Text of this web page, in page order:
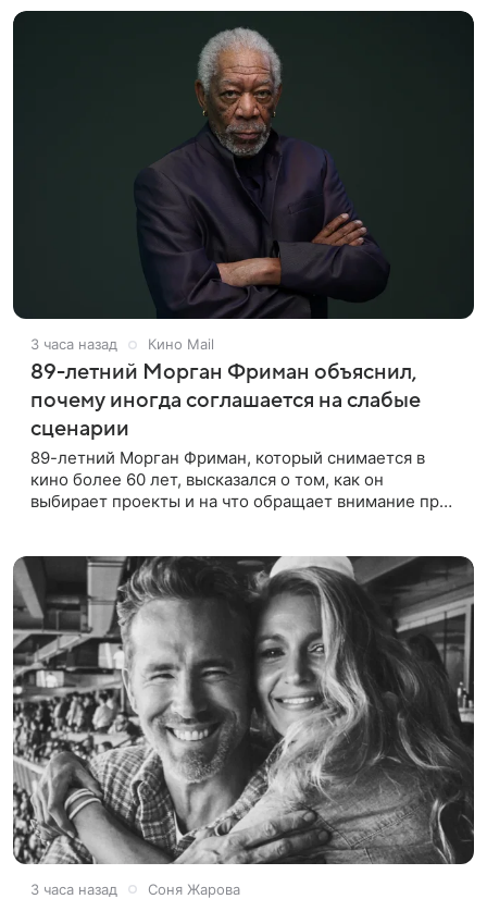
3 часа назад Кино Mail
89-летний Морган Фриман объяснил,
почему иногда соглашается на слабые
сценарии
89-летний Морган Фриман, который снимается в
кино более 60 лет, высказался о том, как он
выбирает проекты и на что обращает внимание при
3 часа назад Соня Жарова